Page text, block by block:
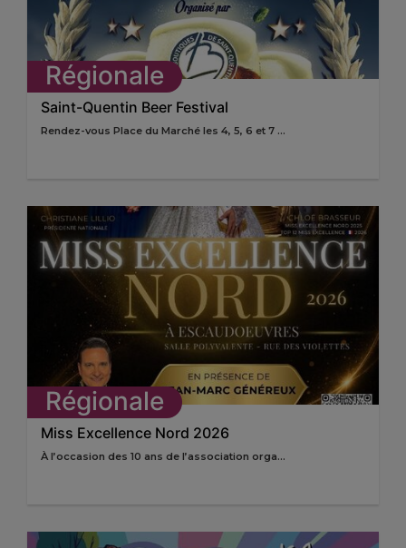
Régionale
Saint-Quentin Beer Festival
Rendez-vous Place du Marché les 4, 5, 6 et 7 ...
Régionale
Miss Excellence Nord 2026
À l’occasion des 10 ans de l’association orga...